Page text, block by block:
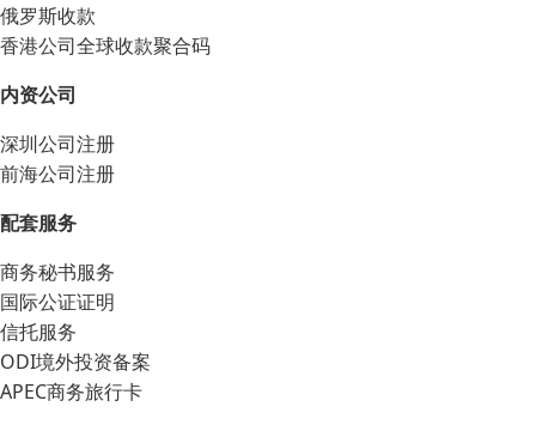
俄罗斯收款
香港公司全球收款聚合码
内资公司
深圳公司注册
前海公司注册
配套服务
商务秘书服务
国际公证证明
信托服务
ODI境外投资备案
APEC商务旅行卡